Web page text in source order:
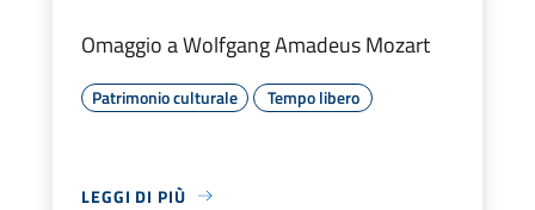
Omaggio a Wolfgang Amadeus Mozart
Patrimonio culturale Tempo libero
LEGGI DI PIÙ